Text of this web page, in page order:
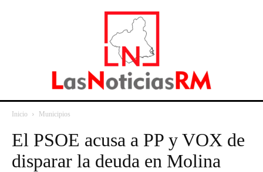
Inicio Municipios
El PSOE acusa a PP y VOX de
disparar la deuda en Molina